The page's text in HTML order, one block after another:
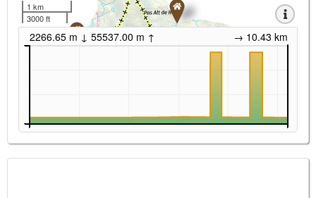
1 km
3000 ft
2266.65 m ↓ 55537.00 m ↑ → 10.43 km